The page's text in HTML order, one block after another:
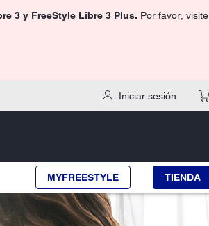
3 y FreeStyle Libre 3 Plus. Por favor, visite
Iniciar sesión
MYFREESTYLE TIENDA